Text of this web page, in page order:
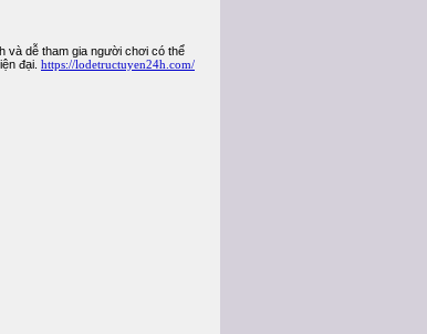
và dễ tham gia người chơi có thể
đại. https://lodetructuyen24h.com/